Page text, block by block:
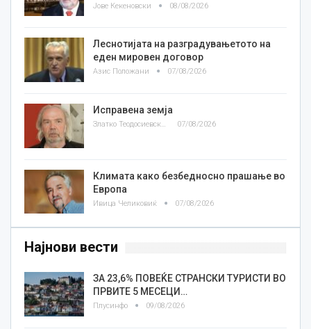
Јове Кекеновски 08/08/2026
Леснотијата на разградувањетото на
еден мировен договор
Азис Положани 07/08/2026
Исправена земја
Златко Теодосиевски 07/08/2026
Климата како безбедносно прашање во
Европа
Ивица Челиковиќ 07/08/2026
Најнови вести
ЗА 23,6% ПОВЕЌЕ СТРАНСКИ ТУРИСТИ ВО
ПРВИТЕ 5 МЕСЕЦИ…
Плусинфо 09/08/2026